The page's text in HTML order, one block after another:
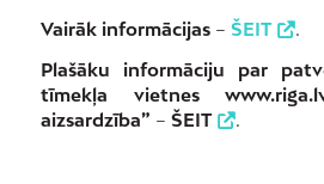
Vairāk informācijas– ŠEIT
.
Plašāku informāciju par
tīmekļa vietnes
aizsardzība” – ŠEIT .